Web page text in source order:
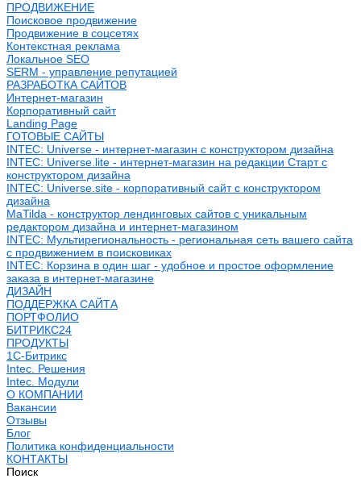
ПРОДВИЖЕНИЕ
Поисковое продвижение
Продвижение в соцсетях
Контекстная реклама
Локальное SEO
SERM - управление репутацией
РАЗРАБОТКА САЙТОВ
Интернет-магазин
Корпоративный сайт
Landing Page
ГОТОВЫЕ САЙТЫ
INTEC: Universe - интернет-магазин с конструктором дизайна
INTEC: Universe.lite - интернет-магазин на редакции Старт с
конструктором дизайна
INTEC: Universe.site - корпоративный сайт с конструктором
дизайна
MaTilda - конструктор лендинговых сайтов с уникальным
редактором дизайна и интернет-магазином
INTEC: Мультирегиональность - региональная сеть вашего сайта
с продвижением в поисковиках
INTEC: Корзина в один шаг - удобное и простое оформление
заказа в интернет-магазине
ДИЗАЙН
ПОДДЕРЖКА САЙТА
ПОРТФОЛИО
БИТРИКС24
ПРОДУКТЫ
1С-Битрикс
Intec. Решения
Intec. Модули
О КОМПАНИИ
Вакансии
Отзывы
Блог
Политика конфиденциальности
КОНТАКТЫ
Поиск